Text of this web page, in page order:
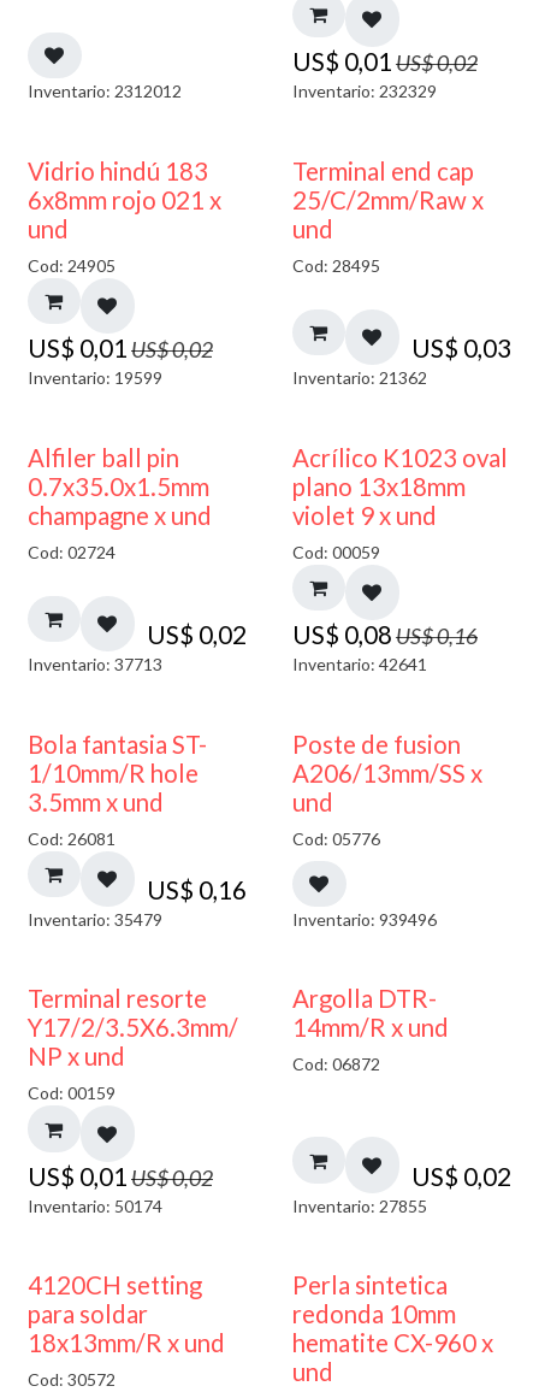
Inventario: 2312012
US$ 0,01US$0,02
Inventario: 232329
40% DESCUENTO
Vidrio hindú 183
6x8mm rojo 021 x
und
Cod: 24905
US$ 0,01US$0,02
Inventario: 19599
Terminal end cap
25/C/2mm/Raw x
und
Cod: 28495
US$ 0,03
Inventario: 21362
Alfiler ball pin
0.7x35.0x1.5mm
champagne x und
Cod: 02724
US$ 0,02
Inventario: 37713
50% DESCUENTO
Acrílico K1023 oval
plano 13x18mm
violet 9 x und
Cod: 00059
US$ 0,08US$0,16
Inventario: 42641
Bola fantasia ST-
1/10mm/R hole
3.5mm x und
Cod: 26081
US$ 0,16
Inventario: 35479
Poste de fusion
A206/13mm/SS x
und
Cod: 05776
Inventario: 939496
50% DESCUENTO
Terminal resorte
Y17/2/3.5X6.3mm/
NP x und
Cod: 00159
US$ 0,01 US$0,02
Inventario: 50174
Argolla DTR-
14mm/R x und
Cod: 06872
US$ 0,02
Inventario: 27855
4120CH setting
para soldar
18x13mm/R x und
Cod: 30572
Perla sintetica
redonda 10mm
hematite CX-960 x
und